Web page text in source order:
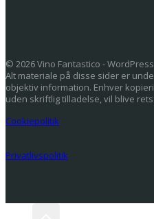
© 2026 Vino Fantastico -
Alt materiale på disse sider er
objektiv information. Enhver
uden skriftlig tilladelse, vil blive
Cookiepolitik
Privatlivspolitik